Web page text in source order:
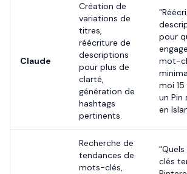
Claude
Création de
variations de
titres,
réécriture de
descriptions
pour plus de
clarté,
génération de
hashtags
pertinents.
pour
mot-
moi
un Pin
en
Recherche de
tendances de
mots-clés,
clés